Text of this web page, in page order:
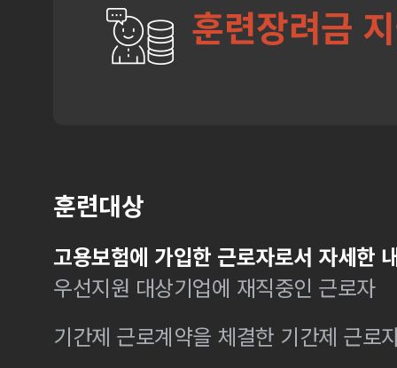
훈련장려금
훈련대상
고용보험에 가입한 근로자로서 자세한
우선지원 대상기업에 재직중인 근로자
기간제 근로계약을 체결한 기간제 근로